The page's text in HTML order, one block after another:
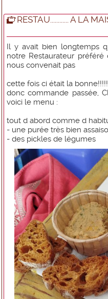
RESTAU............ A LA
Il y avait bien longtemps
notre Restaurateur
nous convenait pas
cette fois ci était la
donc commande passée,
voici le menu :
tout d abord comme d
- une purée très bien
- des pickles de légumes